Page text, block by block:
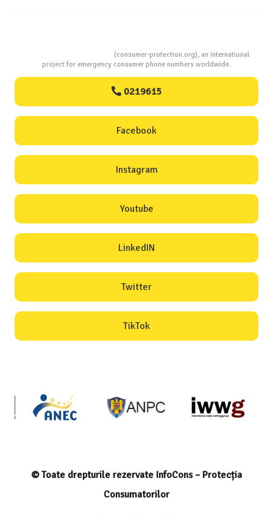
(consumer-protection.org), an international
project for emergency consumer phone numbers worldwide.
0219615
Facebook
Instagram
Youtube
LinkedIN
Twitter
TikTok
© Toate drepturile rezervate InfoCons – Protecția
Consumatorilor